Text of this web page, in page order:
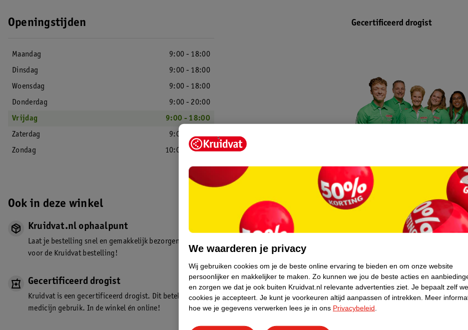
Openingstijden
Maandag
9:00 - 18:00
Dinsdag
9:00 - 18:00
Woensdag
9:00 - 18:00
Donderdag
9:00 - 20:00
Vrijdag
9:00 - 18:00
Zaterdag
9:00 - 18:00
Zondag
10:00 - 18:00
Gecertificeerd drogist
Ook in deze winkel
Kruidvat.nl ophaalpunt
Laat je bestelling snel en gemakkelijk bezorgen in de winkel. Zo hoef je niet thuis te blijven
voor de Kruidvat bestelling!
Gecertificeerd drogist
Kruidvat is een gecertificeerd drogist. Dit betekent dat je deskundig advies krijgt over
medicijn gebruik. In de winkel én online!
Kruidvat fotokiosk
In de winkel vind je een
geheugenkaartje, jouw foto’s
WeCycle inleverpunt
In deze Kruidvat vind je een
apparaten. Deze kan je gratis
We waarderen je privacy
Wij gebruiken cookies om je de beste online ervaring te bieden en om onze website
persoonlijker en makkelijker te maken. Zo kunnen we jou de beste acties en
en zorgen we dat je ook buiten Kruidvat.nl relevante advertenties ziet. Je bepaalt zelf
cookies je accepteert. Je kunt je voorkeuren altijd aanpassen of intrekken.
Meer
hoe we je gegevens verwerken lees je in ons Privacybeleid